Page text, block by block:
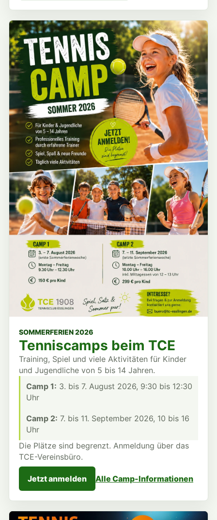
SOMMERFERIEN 2026
Tenniscamps beim TCE
Training, Spiel und viele Aktivitäten für Kinder
und Jugendliche von 5 bis 14 Jahren.
Camp 1: 3. bis 7. August 2026, 9:30 bis 12:30
Uhr
Camp 2: 7. bis 11. September 2026, 10 bis 16
Uhr
Die Plätze sind begrenzt. Anmeldung über das
TCE-Vereinsbüro.
Jetzt anmelden Alle Camp-Informationen